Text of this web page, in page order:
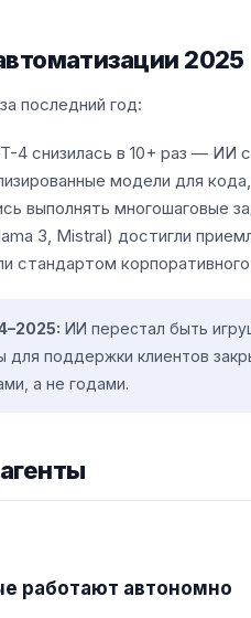
2025
последний год:
4 снизилась в 10+ раз — ИИ
модели для
выполнять многошаговые
3, Mistral) достигли
стандартом
ИИ перестал быть
для поддержки клиентов
а не годами.
работают автономно